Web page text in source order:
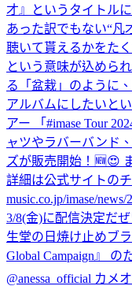
才』というタイトル
あった訳でもない“凡
聴いて貰えるかをた
という意味が込めら
る「盆栽」のように
アルバムにしたいと
アー 「#imase Tour
ャツやラバーバンド
ズが販売開始！🆕😍
詳細は公式サイトの
music.co.jp/imase/
3/8(金)に配信決定だ
生堂の日焼け止めブ
Global Campaign』
@anessa_official カメ